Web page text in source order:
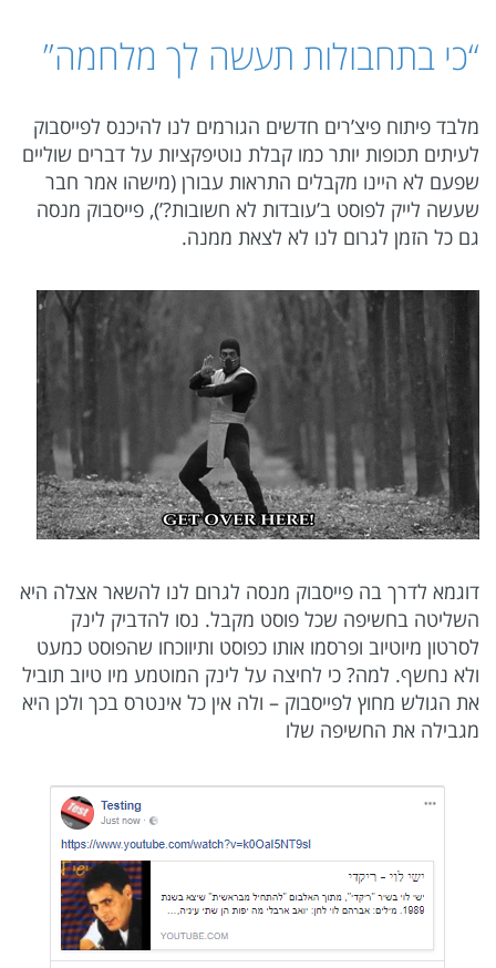
“כי בתחבולות תעשה לך מלחמה”
מלבד פיתוח פיצ’רים חדשים הגורמים לנו להיכנס לפייסבוק
לעיתים תכופות יותר כמו קבלת נוטיפקציות על דברים שוליים
שפעם לא היינו מקבלים התראות עבורן (מישהו אמר חבר
שעשה לייק לפוסט ב’עובדות לא חשובות?’), פייסבוק מנסה
גם כל הזמן לגרום לנו לא לצאת ממנה.
דוגמא לדרך בה פייסבוק מנסה לגרום לנו להשאר אצלה היא
השליטה בחשיפה שכל פוסט מקבל. נסו להדביק לינק
לסרטון מיוטיוב ופרסמו אותו כפוסט ותיווכחו שהפוסט כמעט
ולא נחשף. למה? כי לחיצה על לינק המוטמע מיו טיוב תוביל
את הגולש מחוץ לפייסבוק – ולה אין כל אינטרס בכך ולכן היא
מגבילה את החשיפה שלו